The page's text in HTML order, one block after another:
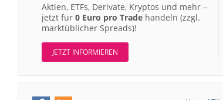
Aktien, ETFs, Derivate, Kryptos und mehr –
jetzt für 0 Euro pro Trade handeln (zzgl.
marktüblicher Spreads)!
JETZT INFORMIEREN